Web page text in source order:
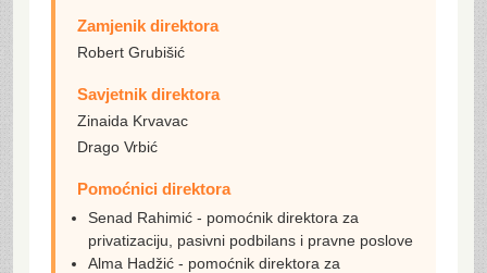
Zamjenik direktora
Robert Grubišić
Savjetnik direktora
Zinaida Krvavac
Drago Vrbić
Pomoćnici direktora
Senad Rahimić - pomoćnik direktora za
privatizaciju, pasivni podbilans i pravne poslove
Alma Hadžić - pomoćnik direktora za